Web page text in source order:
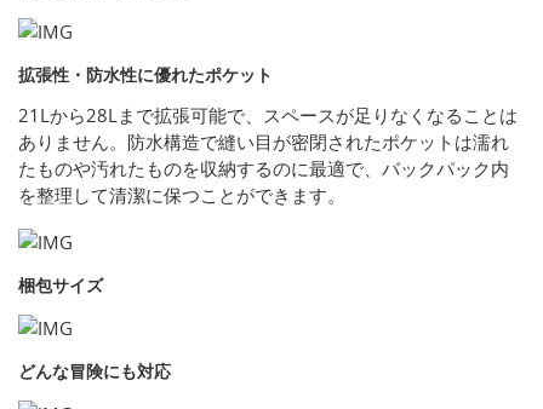
拡張性・防水性に優れたポケット
21Lから28Lまで拡張可能で、スペースが足りなくなることは
ありません。防水構造で縫い目が密閉されたポケットは濡れ
たものや汚れたものを収納するのに最適で、バックパック内
を整理して清潔に保つことができます。
梱包サイズ
どんな冒険にも対応